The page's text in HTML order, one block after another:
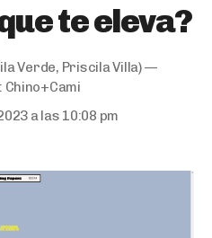
te eleva?
Verde, Priscila Villa) —
Chino+Cami
a las 10:08 pm